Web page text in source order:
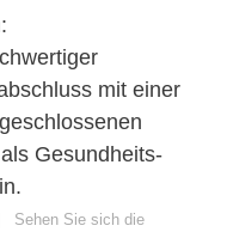
mit einer
Gesundheits-
Sehen Sie sich die